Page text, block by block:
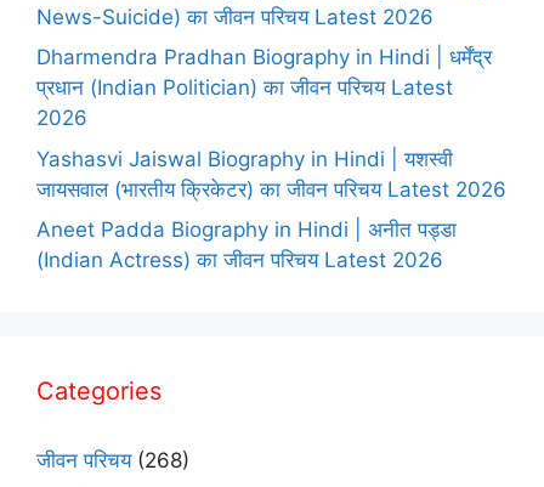
News-Suicide) का जीवन परिचय Latest 2026
Dharmendra Pradhan Biography in Hindi | धर्मेंद्र
प्रधान (Indian Politician) का जीवन परिचय Latest
2026
Yashasvi Jaiswal Biography in Hindi | यशस्वी
जायसवाल (भारतीय क्रिकेटर) का जीवन परिचय Latest 2026
Aneet Padda Biography in Hindi | अनीत पड्डा
(Indian Actress) का जीवन परिचय Latest 2026
Categories
जीवन परिचय(268)